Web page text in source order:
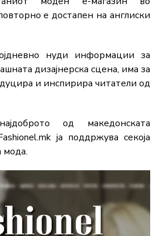
е достапен на англиски
нуди информации за
дизајнерска сцена, има за
и инспирира читатели од
од македонската
ја поддржува секоја
мода.